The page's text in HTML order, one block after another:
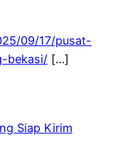
09/17/pusat-
bekasi/[…]
Siap Kirim